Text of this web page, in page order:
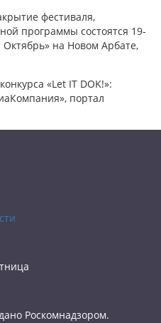
фестиваля,
программы состоятся 19-
на Новом Арбате,
«Let IT DOK!»:
портал
Роскомнадзором.